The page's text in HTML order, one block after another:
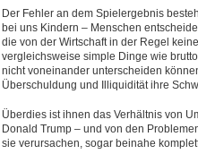
Der Fehler an dem Spielergebnis
bei uns Kindern – Menschen
die von der Wirtschaft in der Regel
vergleichsweise simple Dinge wie
nicht voneinander unterscheiden
Überschuldung und Illiquidität ihre
Überdies ist ihnen das Verhältnis von
Donald Trump – und von den
sie verursachen, sogar beinahe